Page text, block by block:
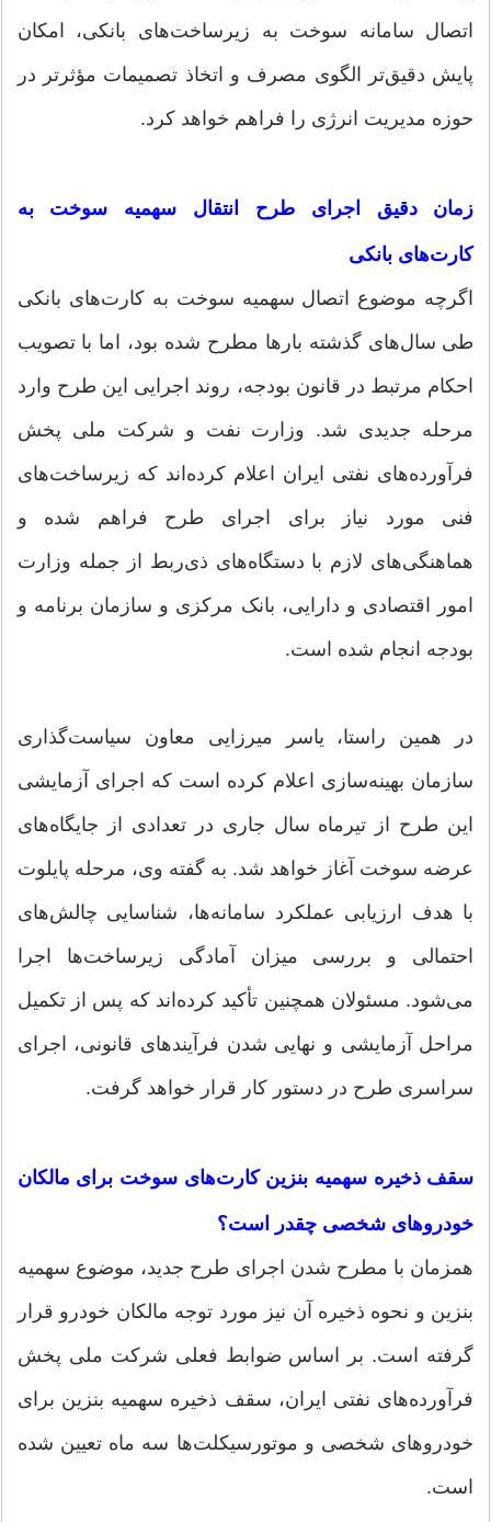
اتصال سامانه سوخت به زیرساخت‌های بانکی، امکان
پایش دقیق‌تر الگوی مصرف و اتخاذ تصمیمات مؤثرتر در
حوزه مدیریت انرژی را فراهم خواهد کرد.
زمان دقیق اجرای طرح انتقال سهمیه سوخت به
کارت‌های بانکی
اگرچه موضوع اتصال سهمیه سوخت به کارت‌های بانکی
طی سال‌های گذشته بارها مطرح شده بود، اما با تصویب
احکام مرتبط در قانون بودجه، روند اجرایی این طرح وارد
مرحله جدیدی شد. وزارت نفت و شرکت ملی پخش
فرآورده‌های نفتی ایران اعلام کرده‌اند که زیرساخت‌های
فنی مورد نیاز برای اجرای طرح فراهم شده و
هماهنگی‌های لازم با دستگاه‌های ذی‌ربط از جمله وزارت
امور اقتصادی و دارایی، بانک مرکزی و سازمان برنامه و
بودجه انجام شده است.
در همین راستا، یاسر میرزایی معاون سیاست‌گذاری
سازمان بهینه‌سازی اعلام کرده است که اجرای آزمایشی
این طرح از تیرماه سال جاری در تعدادی از جایگاه‌های
عرضه سوخت آغاز خواهد شد. به گفته وی، مرحله پایلوت
با هدف ارزیابی عملکرد سامانه‌ها، شناسایی چالش‌های
احتمالی و بررسی میزان آمادگی زیرساخت‌ها اجرا
می‌شود. مسئولان همچنین تأکید کرده‌اند که پس از تکمیل
مراحل آزمایشی و نهایی شدن فرآیندهای قانونی، اجرای
سراسری طرح در دستور کار قرار خواهد گرفت.
سقف ذخیره سهمیه بنزین کارت‌های سوخت برای مالکان
خودروهای شخصی چقدر است؟
همزمان با مطرح شدن اجرای طرح جدید، موضوع سهمیه
بنزین و نحوه ذخیره آن نیز مورد توجه مالکان خودرو قرار
گرفته است. بر اساس ضوابط فعلی شرکت ملی پخش
فرآورده‌های نفتی ایران، سقف ذخیره سهمیه بنزین برای
خودروهای شخصی و موتورسیکلت‌ها سه ماه تعیین شده
است.